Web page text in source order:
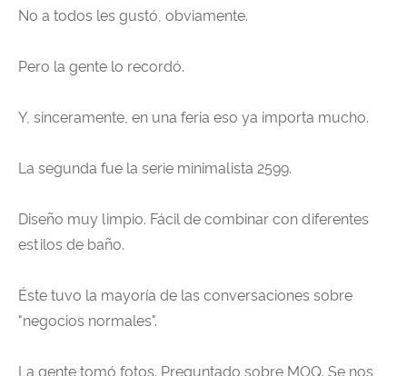
No a todos les gustó, obviamente.
Pero la gente lo recordó.
Y, sinceramente, en una feria eso ya importa mucho.
La segunda fue la serie minimalista 2599.
Diseño muy limpio. Fácil de combinar con diferentes
estilos de baño.
Éste tuvo la mayoría de las conversaciones sobre
"negocios normales".
La gente tomó fotos. Preguntado sobre MOQ. Se nos